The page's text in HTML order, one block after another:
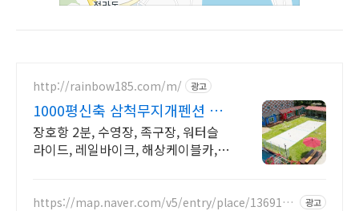
http://rainbow185.com/m/ 광고
1000평신축 삼척무지개펜션 30
평 단체 객실 보유!!!
장호항 2분, 수영장, 족구장, 워터슬
라이드, 레일바이크, 해상케이블카,
https://map.naver.com/v5/entry/place/1369130
광고